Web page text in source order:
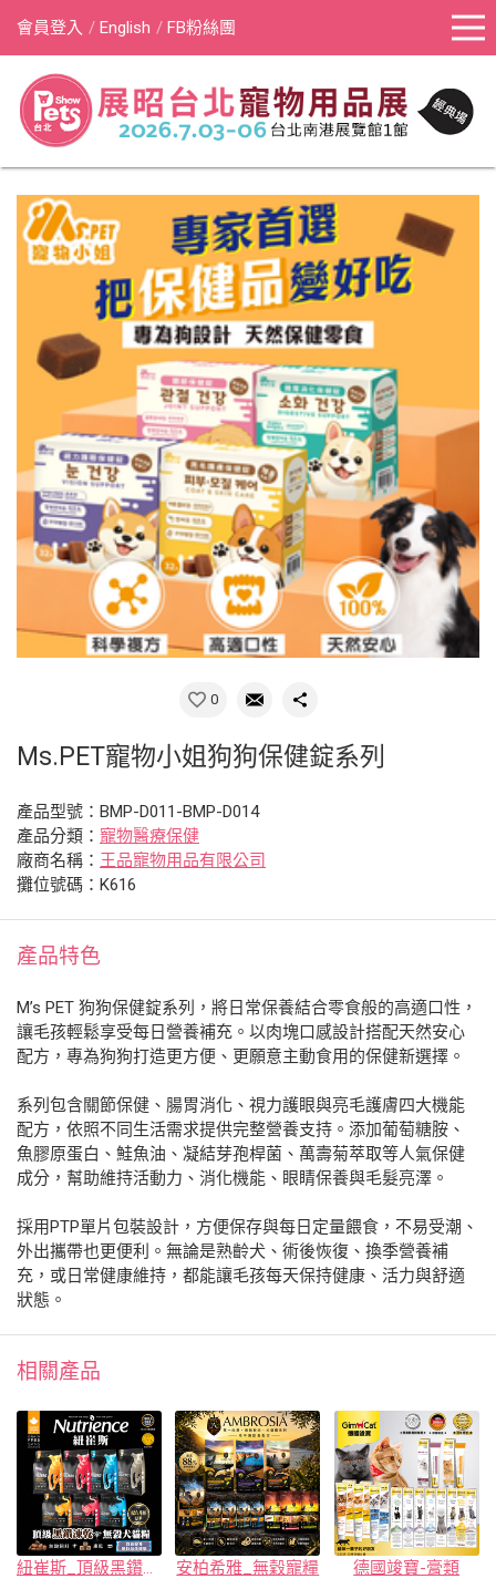
會員登入 English FB粉絲團
0
Ms.PET寵物小姐狗狗保健錠系列
產品型號：BMP-D011-BMP-D014
產品分類： 寵物醫療保健
廠商名稱： 王品寵物用品有限公司
攤位號碼：K616
產品特色
M’s PET 狗狗保健錠系列，將日常保養結合零食般的高適口性，
讓毛孩輕鬆享受每日營養補充。以肉塊口感設計搭配天然安心
配方，專為狗狗打造更方便、更願意主動食用的保健新選擇。
系列包含關節保健、腸胃消化、視力護眼與亮毛護膚四大機能
配方，依照不同生活需求提供完整營養支持。添加葡萄糖胺、
魚膠原蛋白、鮭魚油、凝結芽孢桿菌、萬壽菊萃取等人氣保健
成分，幫助維持活動力、消化機能、眼睛保養與毛髮亮澤。
採用PTP單片包裝設計，方便保存與每日定量餵食，不易受潮、
外出攜帶也更便利。無論是熟齡犬、術後恢復、換季營養補
充，或日常健康維持，都能讓毛孩每天保持健康、活力與舒適
狀態。
相關產品
紐崔斯_頂級黑鑽凍乾+無穀糧 安柏希雅_無穀寵糧 德國竣寶-膏類